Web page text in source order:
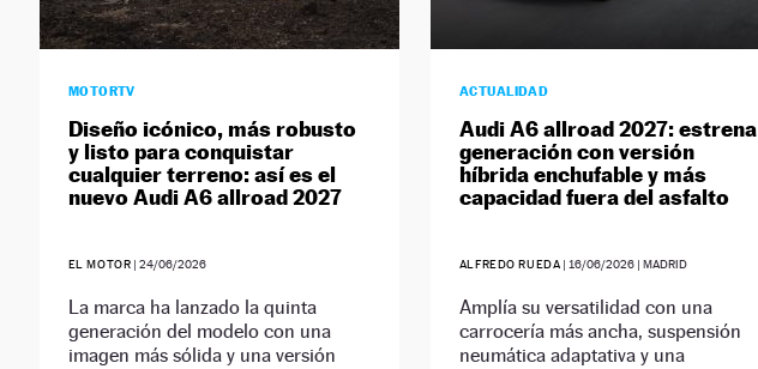
MOTORTV
Diseño icónico, más robusto
y listo para conquistar
cualquier terreno: así es el
nuevo Audi A6 allroad 2027
EL MOTOR |24/06/2026
La marca ha lanzado la quinta
generación del modelo con una
imagen más sólida y una versión
ACTUALIDAD
Audi A6 allroad 2027: estrena
generación con versión
híbrida enchufable y más
capacidad fuera del asfalto
ALFREDO RUEDA | 16/06/2026 | MADRID
Amplía su versatilidad con una
carrocería más ancha, suspensión
neumática adaptativa y una